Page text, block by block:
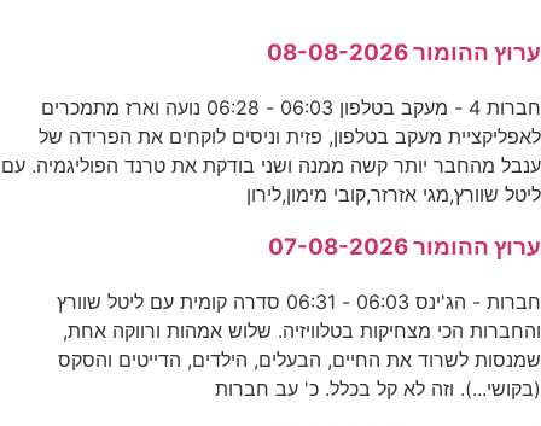
ערוץ ההומור 08-08-2026
חברות 4 - מעקב בטלפון 06:03 - 06:28 נועה וארז מתמכרים
לאפליקציית מעקב בטלפון, פזית וניסים לוקחים את הפרידה של
ענבל מהחבר יותר קשה ממנה ושני בודקת את טרנד הפוליגמיה. עם
ליטל שוורץ,מגי אזרזר,קובי מימון,לירון
ערוץ ההומור 07-08-2026
חברות - הג'ינס 06:03 - 06:31 סדרה קומית עם ליטל שוורץ
והחברות הכי מצחיקות בטלוויזיה. שלוש אמהות ורווקה אחת,
שמנסות לשרוד את החיים, הבעלים, הילדים, הדייטים והסקס
(בקושי...). וזה לא קל בכלל. כ' עב חברות